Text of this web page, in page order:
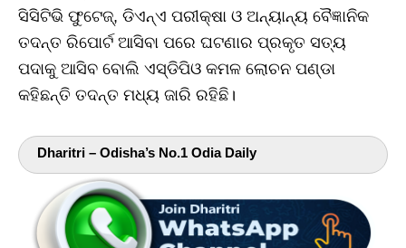
ସିସିଟିଭି ଫୁଟେଜ୍‌, ଡିଏନ୍‌ଏ ପରୀକ୍ଷା ଓ ଅନ୍ୟାନ୍ୟ ବୈଜ୍ଞାନିକ
ତଦନ୍ତ ରିପୋର୍ଟ ଆସିବା ପରେ ଘଟଣାର ପ୍ରକୃତ ସତ୍ୟ
ପଦାକୁ ଆସିବ ବୋଲି ଏସ୍‌ଡିପିଓ କମଳ ଲୋଚନ ପଣ୍ଡା
କହିଛନ୍ତି ତଦନ୍ତ ମଧ୍ୟ ଜାରି ରହିଛି।
Dharitri – Odisha’s No.1 Odia Daily